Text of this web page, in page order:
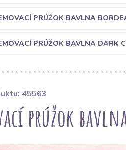
PRÚŽOK BAVLNA
PRÚŽOK BAVLNA DARK
45563
prúžok